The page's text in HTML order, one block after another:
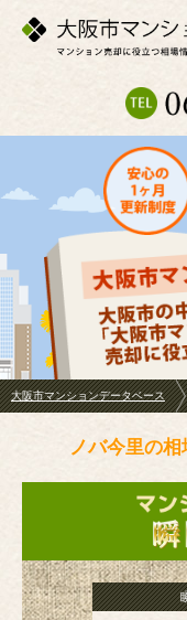
大阪市マンションデータベース
ノバ今里の相